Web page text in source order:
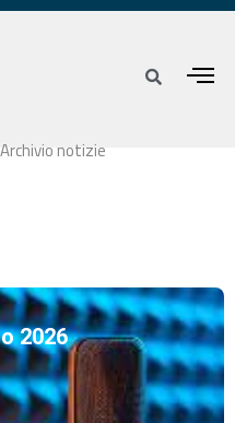
Archivio notizie
2026